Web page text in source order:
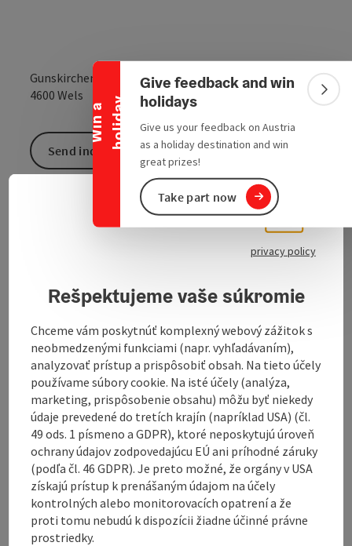
W
i
n
a
h
o
l
i
d
a y
Collapse banner
Give feedback and win
holidays
Give us your feedback on Austria
as a holiday destination and win
great prizes!
Take part now
Gunskirchener Straße 7
4600 Wels open inOpen in
Contact
Opening hours
Arrival
Prices
Suitability
Send inquiry
privacy policy
Rešpektujeme vaše súkromie
Chceme vám poskytnúť komplexný webový zážitok s
neobmedzenými funkciami (napr. vyhľadávaním),
analyzovať prístup a prispôsobiť obsah. Na tieto účely
používame súbory cookie. Na isté účely (analýza,
marketing, prispôsobenie obsahu) môžu byť niekedy
údaje prevedené do tretích krajín (napríklad USA) (čl.
49 ods. 1 písmeno a GDPR), ktoré neposkytujú úroveň
ochrany údajov zodpovedajúcu EÚ ani príhodné záruky
(podľa čl. 46 GDPR). Je preto možné, že orgány v USA
získajú prístup k prenášaným údajom na účely
kontrolných alebo monitorovacích opatrení a že
proti tomu nebudú k dispozícii žiadne účinné právne
prostriedky.